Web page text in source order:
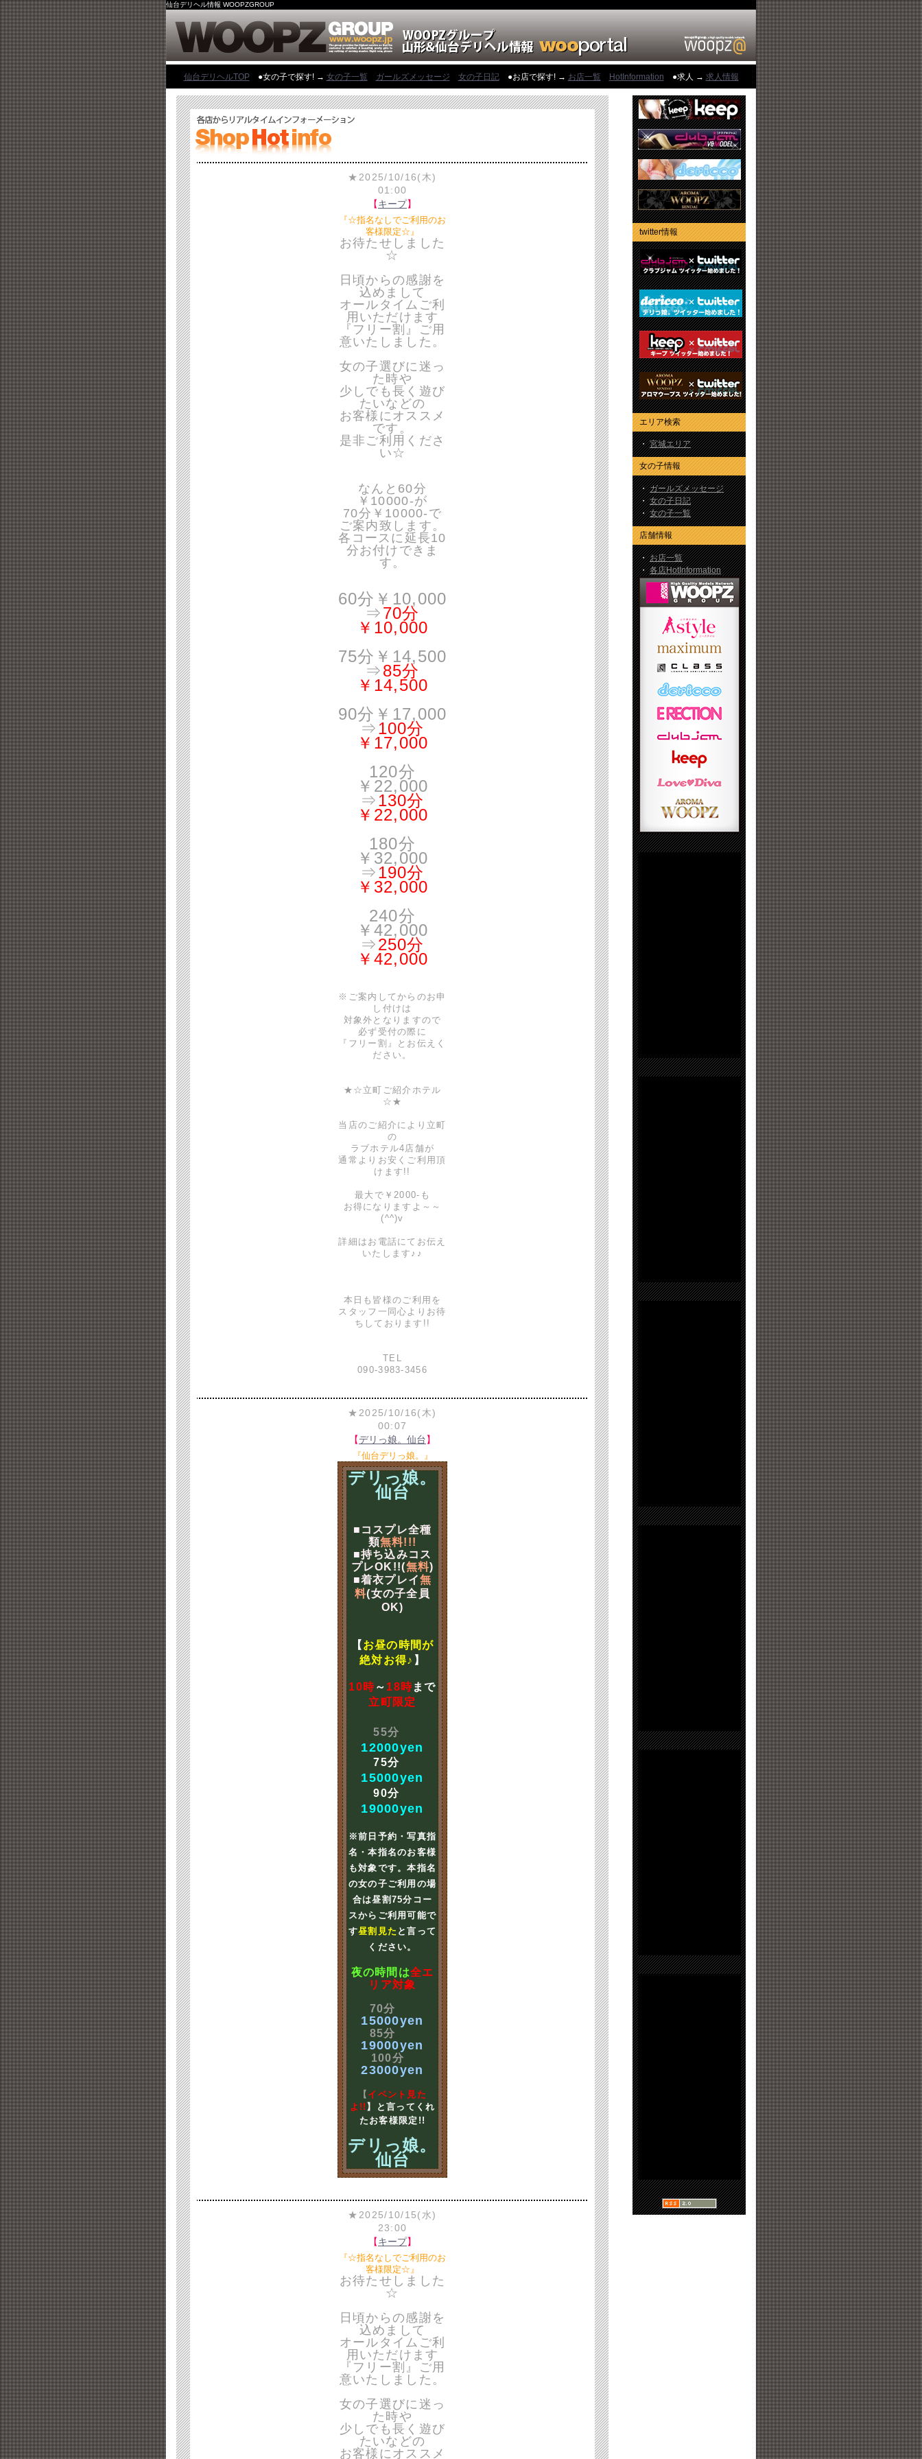
仙台デリヘル情報 WOOPZGROUP
仙台デリヘルTOP●女の子で探す! → 女の子一覧 ガールズメッセージ 女の子日記●お店で探す! → お店一覧 HotInformation ●求人 → 求人情報
★2025/10/16(木)
01:00
【キープ】
『☆指名なしでご利用のお
客様限定☆』
お待たせしました
☆
日頃からの感謝を
込めまして
オールタイムご利
用いただけます
『フリー割』ご用
意いたしました。
女の子選びに迷っ
た時や
少しでも長く遊び
たいなどの
お客様にオススメ
です。
是非ご利用くださ
い☆
なんと60分
￥10000-が
70分￥10000-で
ご案内致します。
各コースに延長10
分お付けできま
す。
60分￥10,000
⇒70分
￥10,000
75分￥14,500
⇒85分
￥14,500
90分￥17,000
⇒100分
￥17,000
120分
￥22,000
⇒130分
￥22,000
180分
￥32,000
⇒190分
￥32,000
240分
￥42,000
⇒250分
￥42,000
※ご案内してからのお申
し付けは
対象外となりますので
必ず受付の際に
『フリー割』とお伝えく
ださい。
★☆立町ご紹介ホテル
☆★
当店のご紹介により立町
の
ラブホテル4店舗が
通常よりお安くご利用頂
けます!!
最大で￥2000-も
お得になりますよ～～
(^^)v
詳細はお電話にてお伝え
いたします♪♪
本日も皆様のご利用を
スタッフ一同心よりお待
ちしております!!
TEL
090-3983-3456
★2025/10/16(木)
00:07
【デリっ娘。仙台】
『仙台デリっ娘。』
デリっ娘。
仙台
■コスプレ全種
類無料!!!
■持ち込みコス
プレOK!!(無料)
■着衣プレイ無
料(女の子全員
OK)
【 お昼の時間が
絶対お得♪ 】
10時～ 18時まで
立町限定
55分
12000yen
75分
15000yen
90分
19000yen
※前日予約・写真指
名・本指名のお客様
も対象です。本指名
の女の子ご利用の場
合は昼割75分コー
スからご利用可能で
す昼割見た と言って
ください。
夜の時間は全エ
リア対象
70分
15000yen
85分
19000yen
100分
23000yen
【 イベント見た
よ!! 】と言ってくれ
たお客様限定!!
デリっ娘。
仙台
★2025/10/15(水)
23:00
【キープ】
『☆指名なしでご利用のお
客様限定☆』
お待たせしました
☆
日頃からの感謝を
込めまして
オールタイムご利
用いただけます
『フリー割』ご用
意いたしました。
女の子選びに迷っ
た時や
少しでも長く遊び
たいなどの
お客様にオススメ
twitter情報
エリア検索
・宮城エリア
女の子情報
・ガールズメッセージ
・女の子日記
・女の子一覧
店舗情報
・お店一覧
・各店HotInformation